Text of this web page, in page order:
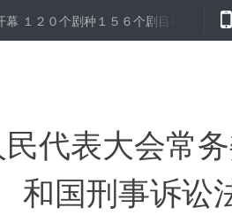
剧种１５６个剧目将献演 山东龙
代表大会常
和国刑事诉讼